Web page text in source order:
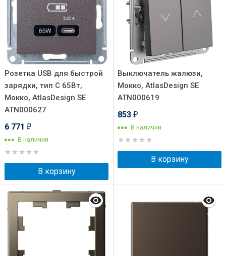
Розетка USB для быстрой
зарядки, тип C 65Вт,
Мокко, AtlasDesign SE
ATN000627
6 771 ₽
В наличии
В корзину
Выключатель жалюзи,
Мокко, AtlasDesign SE
ATN000619
853 ₽
В наличии
В корзину